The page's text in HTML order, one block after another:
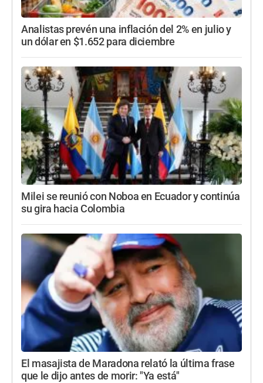
Analistas prevén una inflación del 2% en julio y
un dólar en $1.652 para diciembre
Milei se reunió con Noboa en Ecuador y continúa
su gira hacia Colombia
El masajista de Maradona relató la última frase
que le dijo antes de morir: "Ya está"